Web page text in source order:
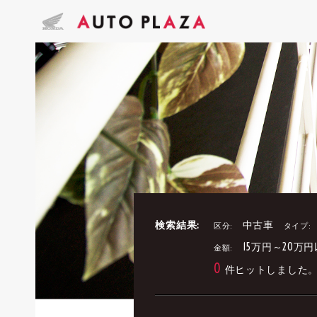
検索結果: 区分: 中古車 タイプ:
金額: 15万円～20万
0 件ヒットしました。